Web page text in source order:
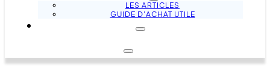
LES ARTICLES
GUIDE D'ACHAT UTILE